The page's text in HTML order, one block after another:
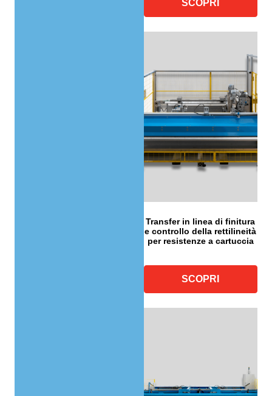
SCOPRI
Transfer in linea di finitura
e controllo della rettilineità
per resistenze a cartuccia
SCOPRI